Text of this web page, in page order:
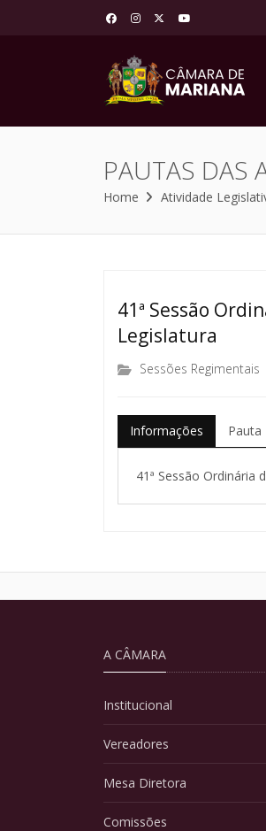
PAUTAS DAS
Home Atividade
41ª Sessão
Legislatura
Sessões Regimentais
Informações Pauta
41ª Sessão Ordinária
A CÂMARA
Institucional
Vereadores
Mesa Diretora
Comissões